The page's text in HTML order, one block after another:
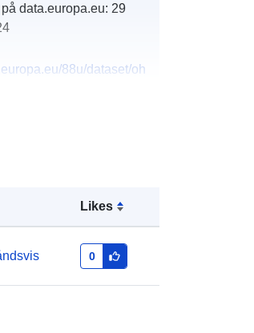
Likes
0
data.europa.eu: 29
88u/dataset/oh